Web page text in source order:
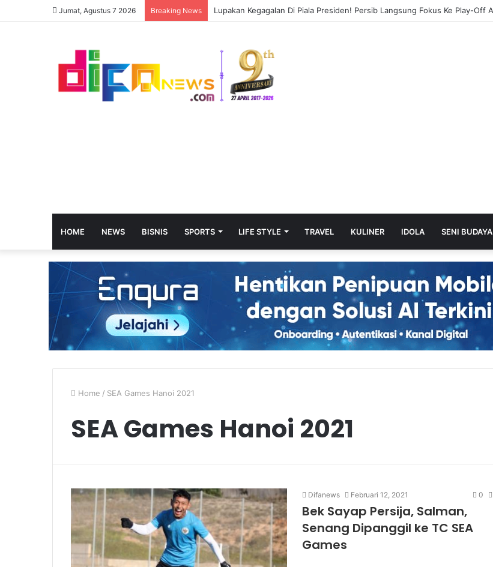
Jumat, Agustus 7 2026 Breaking News
HOME NEWS BISNIS SPORTS LIFE STYLE TRAVEL KULINER IDOLA SENI BUDAYA
Home / SEA Games Hanoi 2021
SEA Games Hanoi 2021
Difanews Februari 12, 2021 0
Bek Sayap Persija, Salman,
Senang Dipanggil ke TC SEA
Games